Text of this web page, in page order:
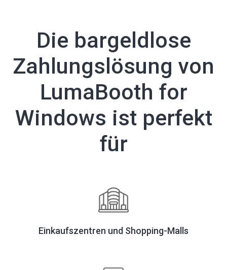
Die bargeldlose
Zahlungslösung von
LumaBooth for
Windows ist perfekt
für
Einkaufszentren und Shopping-Malls